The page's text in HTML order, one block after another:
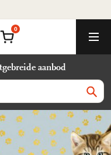
Winkelmand
0
aanbod